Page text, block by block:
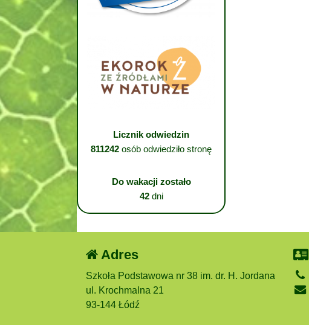
Licznik odwiedzin
811242 osób odwiedziło stronę
Do wakacji zostało
42dni
Adres
Szkoła Podstawowa nr 38 im. dr. H. Jordana
ul. Krochmalna 21
93-144 Łódź